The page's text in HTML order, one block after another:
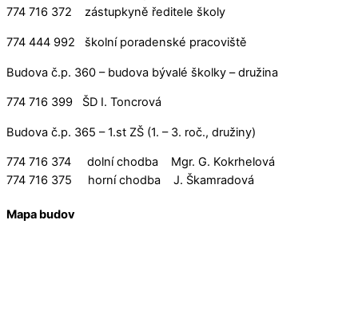
774 716 372 zástupkyně ředitele školy
774 444 992 školní poradenské pracoviště
Budova č.p. 360 – budova bývalé školky – družina
774 716 399 ŠD I. Toncrová
Budova č.p. 365 – 1.st ZŠ (1. – 3. roč., družiny)
774 716 374 dolní chodba Mgr. G. Kokrhelová
774 716 375 horní chodba J. Škamradová
Mapa budov